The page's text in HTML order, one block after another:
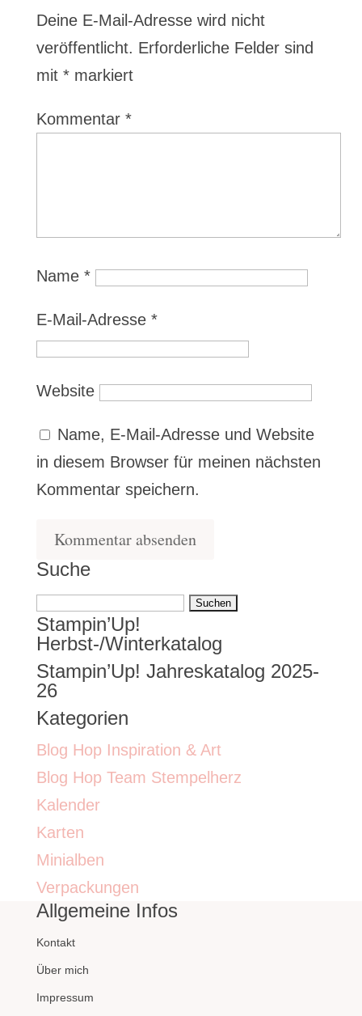
Deine E-Mail-Adresse wird nicht
veröffentlicht. Erforderliche Felder sind
mit *markiert
Kommentar *
Name *
E-Mail-Adresse *
Website
Name, E-Mail-Adresse und Website
in diesem Browser für meinen nächsten
Kommentar speichern.
Suche
Suchen
nach:
Stampin’Up!
Herbst-/Winterkatalog
Stampin’Up! Jahreskatalog 2025-
26
Kategorien
Blog Hop Inspiration & Art
Blog Hop Team Stempelherz
Kalender
Karten
Minialben
Verpackungen
Allgemeine Infos
Kontakt
Über mich
Impressum